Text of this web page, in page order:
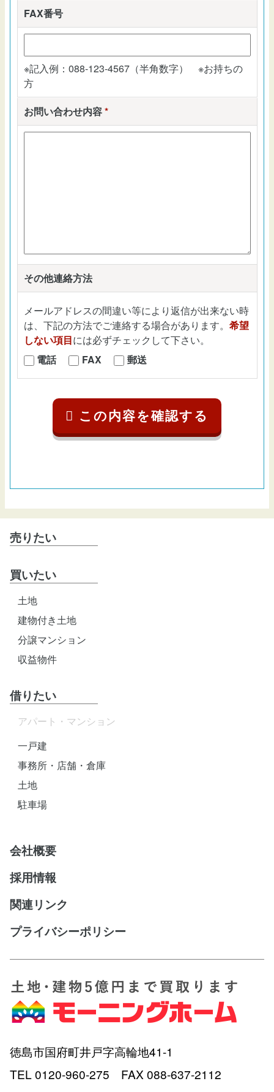
FAX番号
※記入例：088-123-4567（半角数字） ※お持ちの
方
お問い合わせ内容*
その他連絡方法
メールアドレスの間違い等により返信が出来ない時
は、下記の方法でご連絡する場合があります。 希望
しない項目には必ずチェックして下さい。
電話
FAX 郵送
売りたい
買いたい
土地
建物付き土地
分譲マンション
収益物件
借りたい
アパート・マンション
一戸建
事務所・店舗・倉庫
土地
駐車場
会社概要
採用情報
関連リンク
プライバシーポリシー
徳島市国府町井戸字高輪地41-1
TEL 0120-960-275 FAX 088-637-2112